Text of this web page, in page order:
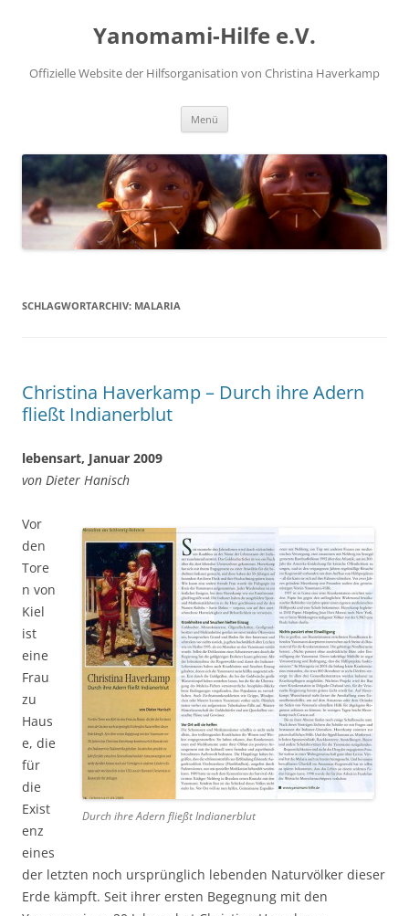
Yanomami-Hilfe e.V.
Offizielle Website der Hilfsorganisation von Christina Haverkamp
Menü
SCHLAGWORTARCHIV: MALARIA
Christina Haverkamp – Durch ihre Adern
fließt Indianerblut
lebensart, Januar 2009
von Dieter Hanisch
Durch ihre Adern fließt Indianerblut
Vor
den
Tore
n von
Kiel
ist
eine
Frau
zu
Haus
e, die
für
die
Exist
enz
eines
der letzten noch ursprünglich lebenden Naturvölker dieser
Erde kämpft. Seit ihrer ersten Begegnung mit den